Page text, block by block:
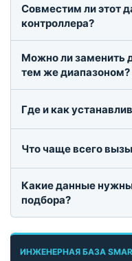
Совместим ли этот
контроллера?
Можно ли заменить
тем же диапазоном?
Где и как
Что чаще всего
Какие данные
подбора?
ИНЖЕНЕРНАЯ БАЗА